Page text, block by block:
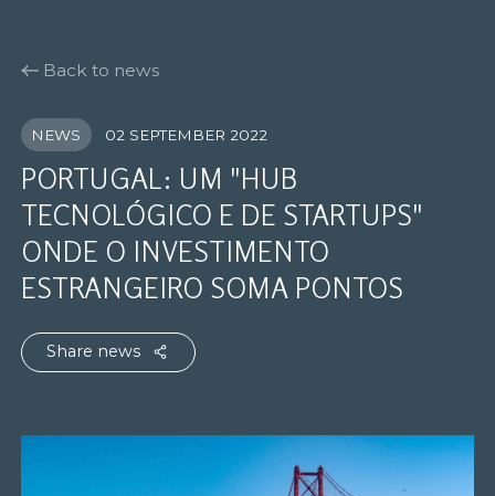
Back to news
NEWS 02 SEPTEMBER 2022
PORTUGAL: UM "HUB
TECNOLÓGICO E DE STARTUPS"
ONDE O INVESTIMENTO
ESTRANGEIRO SOMA PONTOS
Share news